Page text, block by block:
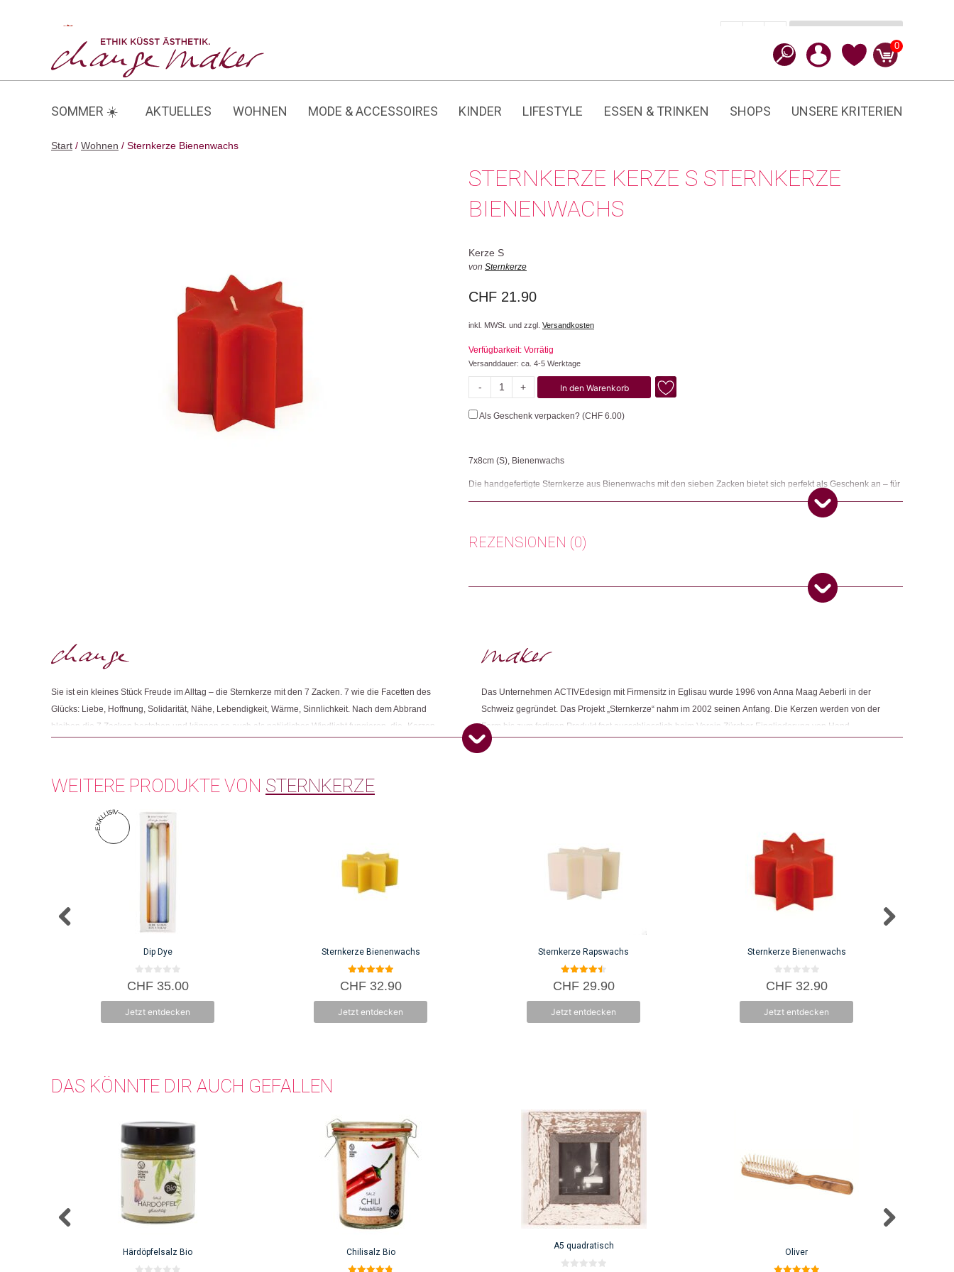
0
SOMMER ☀️ AKTUELLES WOHNEN MODE & ACCESSOIRES KINDER LIFESTYLE ESSEN & TRINKEN SHOPS UNSERE KRITERIEN
Start / Wohnen / Sternkerze Bienenwachs
STERNKERZE KERZE S STERNKERZE
BIENENWACHS
Kerze S
von Sternkerze
CHF 21.90
inkl. MWSt. und zzgl. Versandkosten
Verfügbarkeit: Vorrätig
Versanddauer: ca. 4-5 Werktage
-
Sternkerze
Bienenwachs
Menge
+ In den Warenkorb
Als Geschenk verpacken? (CHF 6.00)
7x8cm (S), Bienenwachs
Die handgefertigte Sternkerze aus Bienenwachs mit den sieben Zacken bietet sich perfekt als Geschenk an – für
Artikelnummer: 109153.01
Dieses Produkt weiterempfehlen:
REZENSIONEN (0)
Sie ist ein kleines Stück Freude im Alltag – die Sternkerze mit den 7 Zacken. 7 wie die Facetten des
Glücks: Liebe, Hoffnung, Solidarität, Nähe, Lebendigkeit, Wärme, Sinnlichkeit. Nach dem Abbrand
bleiben die 7 Zacken bestehen und können so auch als natürliches Windlicht fungieren, die „Kerzen-
Das Unternehmen ACTIVEdesign mit Firmensitz in Eglisau wurde 1996 von Anna Maag Aeberli in der
Schweiz gegründet. Das Projekt „Sternkerze“ nahm im 2002 seinen Anfang. Die Kerzen werden von der
Form bis zum fertigen Produkt fast ausschliesslich beim Verein Zürcher Eingliederung von Hand
gefertigt. Dieser bietet Menschen mit einer leichteren bis mittleren Beeinträchtigung Ausbildungen und
WEITERE PRODUKTE VON STERNKERZE
Dip Dye
0
v
5
CHF35.00
Jetzt entdecken
Sternkerze Bienenwachs
5.00
von 5
CHF32.90
Jetzt entdecken
Sternkerze Rapswachs
4.50
von 5
CHF29.90
Jetzt entdecken
Sternkerze Bienenwachs
0
v
5
CHF32.90
Jetzt entdecken
DAS KÖNNTE DIR AUCH GEFALLEN
Härdöpfelsalz Bio Chilisalz Bio
A5 quadratisch
Oliver
Bienenwachs